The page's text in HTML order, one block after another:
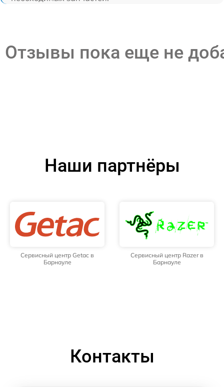
Отзывы пока еще не
Наши партнёры
Сервисный центр Getac в
Барнауле
Сервисный центр Razer в
Барнауле
Контакты